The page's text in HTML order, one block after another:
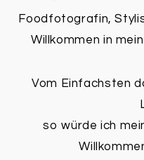
Foodfotografin,
Willkommen in
Vom Einfachsten
so würde ich